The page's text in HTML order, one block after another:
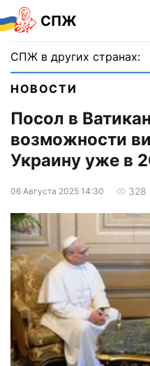
СПЖ
СПЖ в других странах:
НОВОСТИ
Посол в
возможности
Украину уже в
06 Августа 2025 14:30 328